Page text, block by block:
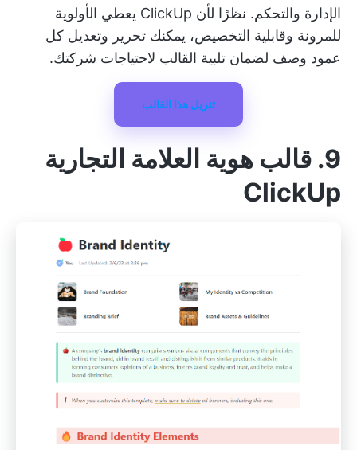
الإدارة والتحكم. نظرًا لأن ClickUp يعطي الأولوية
للمرونة وقابلية التخصيص، يمكنك تحرير وتعديل كل
عمود وصف لضمان تلبية القالب لاحتياجات شركتك.
تنزيل هذا القالب
9. قالب هوية العلامة التجارية
ClickUp